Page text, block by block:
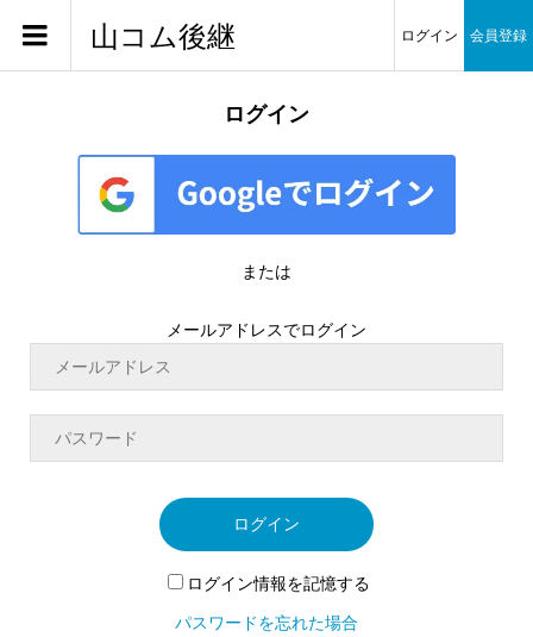
山コム後継 ログイン 会員登録
ログイン
または
メールアドレスでログイン
ログイン
ログイン情報を記憶する
パスワードを忘れた場合